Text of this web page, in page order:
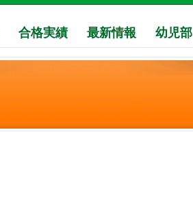
合格実績 最新情報 幼児部